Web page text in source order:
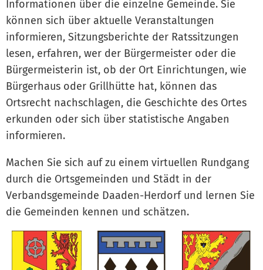
Informationen über die einzelne Gemeinde. Sie
können sich über aktuelle Veranstaltungen
informieren, Sitzungsberichte der Ratssitzungen
lesen, erfahren, wer der Bürgermeister oder die
Bürgermeisterin ist, ob der Ort Einrichtungen, wie
Bürgerhaus oder Grillhütte hat, können das
Ortsrecht nachschlagen, die Geschichte des Ortes
erkunden oder sich über statistische Angaben
informieren.
Machen Sie sich auf zu einem virtuellen Rundgang
durch die Ortsgemeinden und Städt in der
Verbandsgemeinde Daaden-Herdorf und lernen Sie
die Gemeinden kennen und schätzen.